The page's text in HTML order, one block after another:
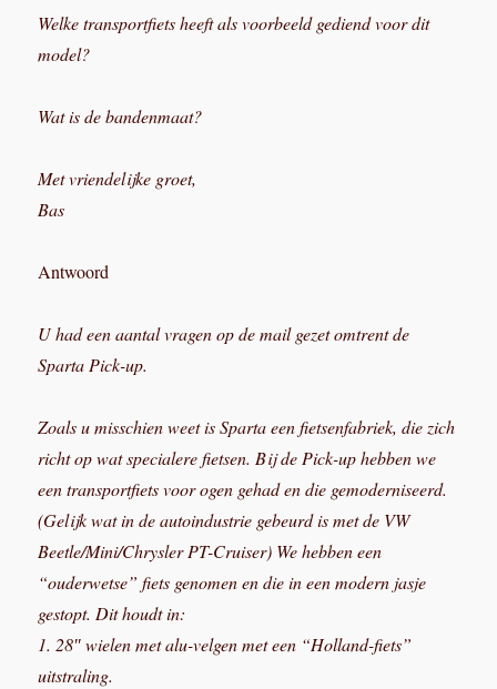
Welke transportfiets heeft als voorbeeld gediend voor dit
model?
Wat is de bandenmaat?
Met vriendelijke groet,
Bas
Antwoord
U had een aantal vragen op de mail gezet omtrent de
Sparta Pick-up.
Zoals u misschien weet is Sparta een fietsenfabriek, die zich
richt op wat specialere fietsen. Bij de Pick-up hebben we
een transportfiets voor ogen gehad en die gemoderniseerd.
(Gelijk wat in de autoindustrie gebeurd is met de VW
Beetle/Mini/Chrysler PT-Cruiser) We hebben een
“ouderwetse” fiets genomen en die in een modern jasje
gestopt. Dit houdt in:
1. 28″ wielen met alu-velgen met een “Holland-fiets”
uitstraling.